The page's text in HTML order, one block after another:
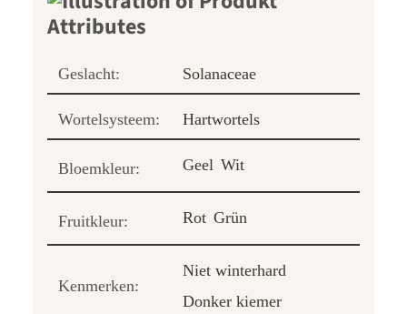
Geslacht: Solanaceae
Wortelsysteem: Hartwortels
Bloemkleur: Geel Wit
Fruitkleur: Rot Grün
Kenmerken:
Niet winterhard
Donker kiemer